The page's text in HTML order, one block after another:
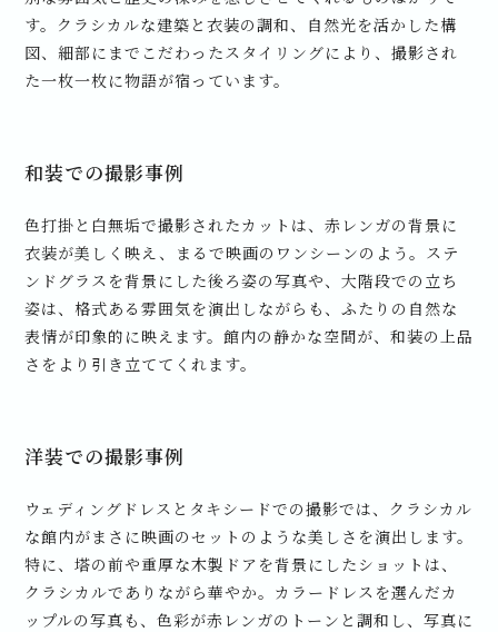
す。クラシカルな建築と衣装の調和、自然光を活かした構
図、細部にまでこだわったスタイリングにより、撮影され
た一枚一枚に物語が宿っています。
和装での撮影事例
色打掛と白無垢で撮影されたカットは、赤レンガの背景に
衣装が美しく映え、まるで映画のワンシーンのよう。ステ
ンドグラスを背景にした後ろ姿の写真や、大階段での立ち
姿は、格式ある雰囲気を演出しながらも、ふたりの自然な
表情が印象的に映えます。館内の静かな空間が、和装の上品
さをより引き立ててくれます。
洋装での撮影事例
ウェディングドレスとタキシードでの撮影では、クラシカル
な館内がまさに映画のセットのような美しさを演出します。
特に、塔の前や重厚な木製ドアを背景にしたショットは、
クラシカルでありながら華やか。カラードレスを選んだカ
ップルの写真も、色彩が赤レンガのトーンと調和し、写真に